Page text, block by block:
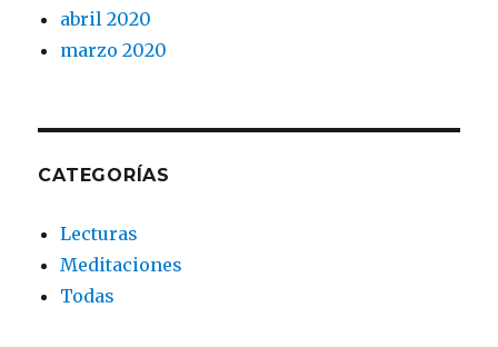
abril 2020
marzo 2020
CATEGORÍAS
Lecturas
Meditaciones
Todas